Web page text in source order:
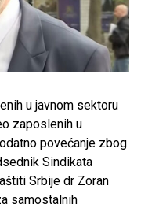
u javnom sektoru
zaposlenih u
povećanje zbog
Sindikata
Srbije dr Zoran
samostalnih